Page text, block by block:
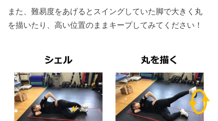
また、難易度をあげるとスイングしていた脚で大きく丸
を描いたり、高い位置のままキープしてみてください！